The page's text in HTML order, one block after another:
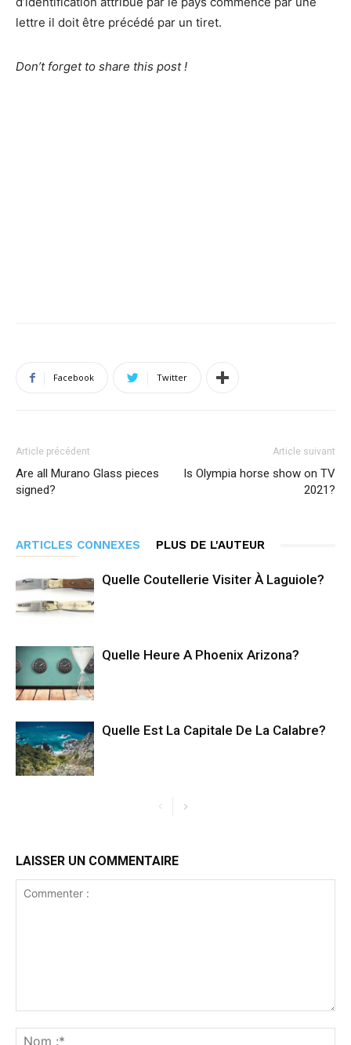
lettre il doit être précédé par un tiret.
Don’t forget to share this post !
Facebook Twitter
Article précédent
Are all Murano Glass pieces
signed?
Article suivant
Is Olympia horse show on TV
2021?
ARTICLES CONNEXES PLUS DE L'AUTEUR
Quelle Coutellerie Visiter À Laguiole?
Quelle Heure A Phoenix Arizona?
Quelle Est La Capitale De La Calabre?
LAISSER UN COMMENTAIRE